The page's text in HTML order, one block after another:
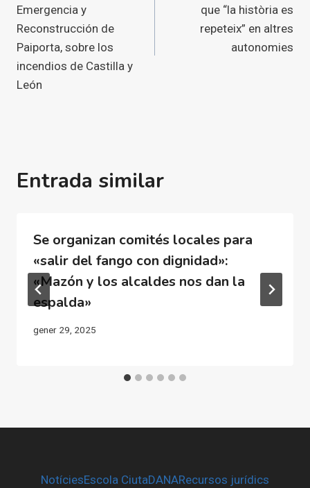
Emergencia y
Reconstrucción de
Paiporta, sobre los
incendios de Castilla y
León
que “la història es
repeteix” en altres
autonomies
Entrada similar
Se organizan comités locales para
«salir del fango con dignidad»:
«Mazón y los alcaldes nos dan la
espalda»
gener 29, 2025
NotíciesEscola CiutaDANARecursos jurídics